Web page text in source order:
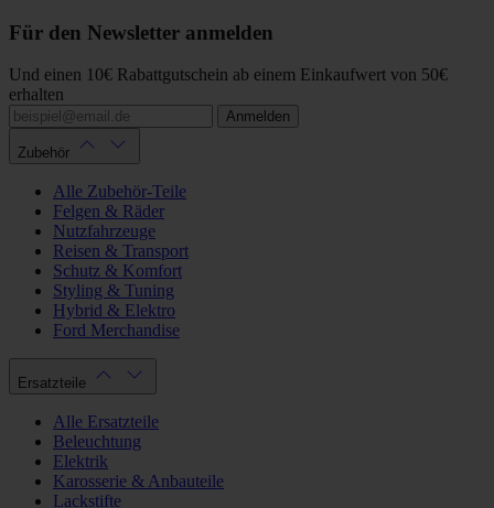
Für den Newsletter anmelden
Und einen 10€ Rabattgutschein ab einem Einkaufwert von 50€
erhalten
Anmelden
Zubehör
Alle Zubehör-Teile
Felgen & Räder
Nutzfahrzeuge
Reisen & Transport
Schutz & Komfort
Styling & Tuning
Hybrid & Elektro
Ford Merchandise
Ersatzteile
Alle Ersatzteile
Beleuchtung
Elektrik
Karosserie & Anbauteile
Lackstifte